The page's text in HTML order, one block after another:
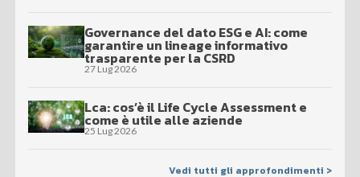
Governance del dato ESG e AI: come
garantire un lineage informativo
trasparente per la CSRD
27 Lug 2026
Lca: cos’è il Life Cycle Assessment e
come è utile alle aziende
25 Lug 2026
Vedi tutti gli approfondimenti >